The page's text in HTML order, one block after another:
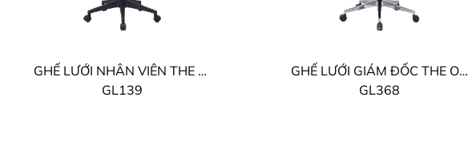
GHẾ LƯỚI NHÂN VIÊN THE ONE
GL139
GHẾ LƯỚI GIÁM ĐỐC THE ONE
GL368